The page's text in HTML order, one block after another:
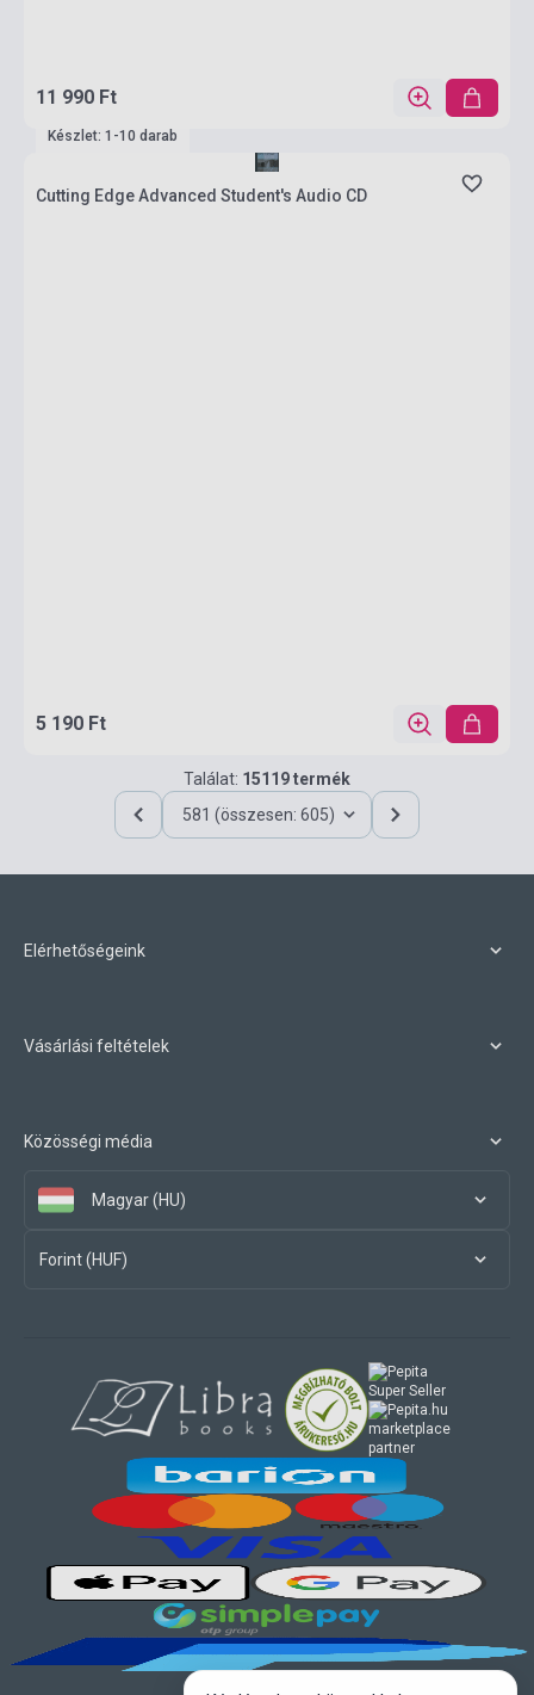
11 990 Ft
Készlet: 1-10 darab
Cutting Edge Advanced Student's Audio CD
5 190 Ft
Találat: 15119 termék
581 (összesen: 605)
Elérhetőségeink
Vásárlási feltételek
Közösségi média
Magyar (HU)
Forint (HUF)
marketplace
partner